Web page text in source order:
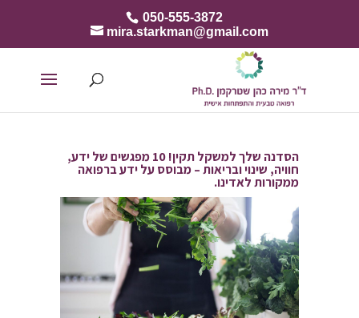
050-555-3872
mira.starkman@gmail.com
הסדנה שלך למשקל תקין! 10 מפגשים של ידע,
חוויה, שינוי ובריאות – מבוסס על ידע ברפואה
ממקורות לאדינו.